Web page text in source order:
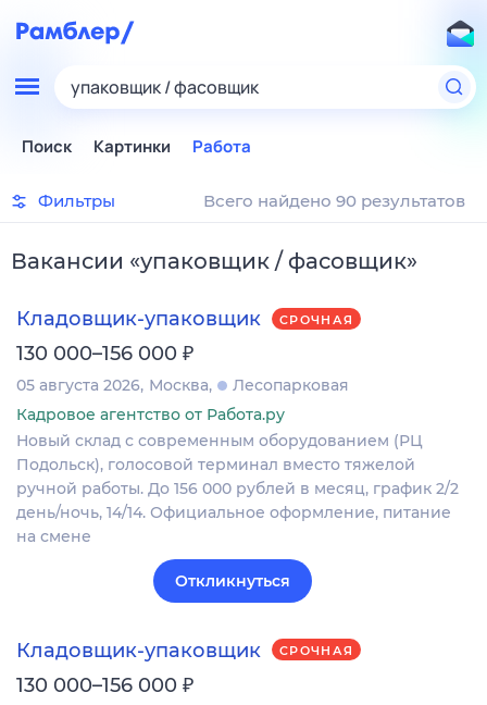
упаковщик / фасовщик
Поиск Картинки Работа
Фильтры Всего найдено 90 результатов
Вакансии «упаковщик / фасовщик»
Кладовщик-упаковщик СРОЧНАЯ
130 000–156 000 ₽
05 августа 2026 Москва
Лесопарковая
Кадровое агентство от Работа.ру
Новый склад с современным оборудованием (РЦ
Подольск), голосовой терминал вместо тяжелой
ручной работы. До 156 000 рублей в месяц, график 2/2
день/ночь, 14/14. Официальное оформление, питание
на смене
Откликнуться
Кладовщик-упаковщик СРОЧНАЯ
130 000–156 000 ₽